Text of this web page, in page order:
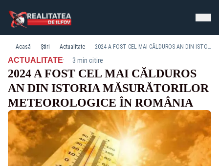
Acasă Știri Actualitate 2024 A FOST CEL MAI CĂLDUROS AN DIN ISTORIA MĂSURĂTORILOR METEOROLOGICE ÎN ROMÂNIA
ACTUALITATE· 3 min citire
2024 A FOST CEL MAI CĂLDUROS
AN DIN ISTORIA MĂSURĂTORILOR
METEOROLOGICE ÎN ROMÂNIA